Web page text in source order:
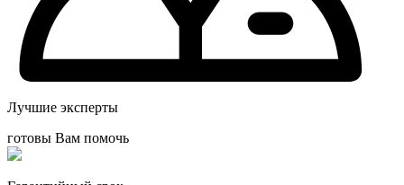
Лучшие эксперты
готовы Вам помочь